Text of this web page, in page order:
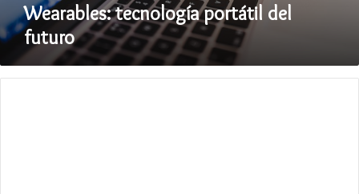
Wearables: tecnología portátil del
futuro